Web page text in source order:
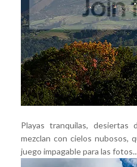
Playas tranquilas,
mezclan con cielos nubosos,
juego impagable para las